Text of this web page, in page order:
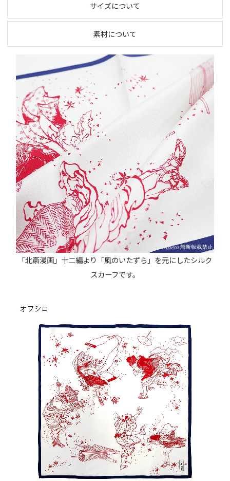
サイズについて
素材について
「北斎漫画」十二編より「風のいたずら」を元にしたシルク
スカーフです。